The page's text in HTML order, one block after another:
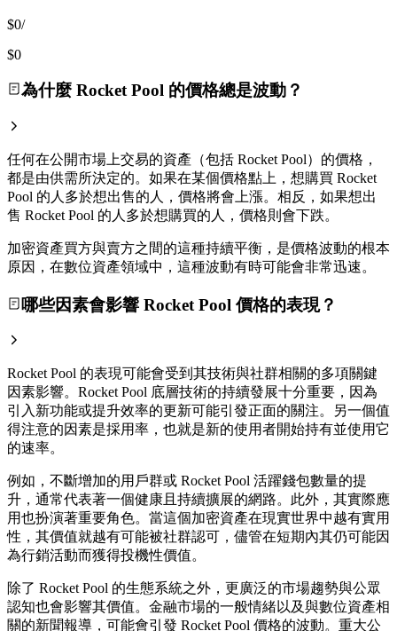
$0/
$0
為什麼 Rocket Pool 的價格總是波動？
任何在公開市場上交易的資產（包括 Rocket Pool）的價格，
都是由供需所決定的。如果在某個價格點上，想購買 Rocket
Pool 的人多於想出售的人，價格將會上漲。相反，如果想出
售 Rocket Pool 的人多於想購買的人，價格則會下跌。
加密資產買方與賣方之間的這種持續平衡，是價格波動的根本
原因，在數位資產領域中，這種波動有時可能會非常迅速。
哪些因素會影響 Rocket Pool 價格的表現？
Rocket Pool 的表現可能會受到其技術與社群相關的多項關鍵
因素影響。Rocket Pool 底層技術的持續發展十分重要，因為
引入新功能或提升效率的更新可能引發正面的關注。另一個值
得注意的因素是採用率，也就是新的使用者開始持有並使用它
的速率。
例如，不斷增加的用戶群或 Rocket Pool 活躍錢包數量的提
升，通常代表著一個健康且持續擴展的網路。此外，其實際應
用也扮演著重要角色。當這個加密資產在現實世界中越有實用
性，其價值就越有可能被社群認可，儘管在短期內其仍可能因
為行銷活動而獲得投機性價值。
除了 Rocket Pool 的生態系統之外，更廣泛的市場趨勢與公眾
認知也會影響其價值。金融市場的一般情緒以及與數位資產相
關的新聞報導，可能會引發 Rocket Pool 價格的波動。重大公